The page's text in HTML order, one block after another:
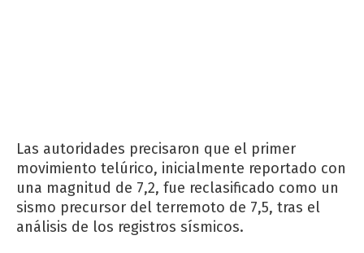
Las autoridades precisaron que el primer
movimiento telúrico, inicialmente reportado con
una magnitud de 7,2, fue reclasificado como un
sismo precursor del terremoto de 7,5, tras el
análisis de los registros sísmicos.